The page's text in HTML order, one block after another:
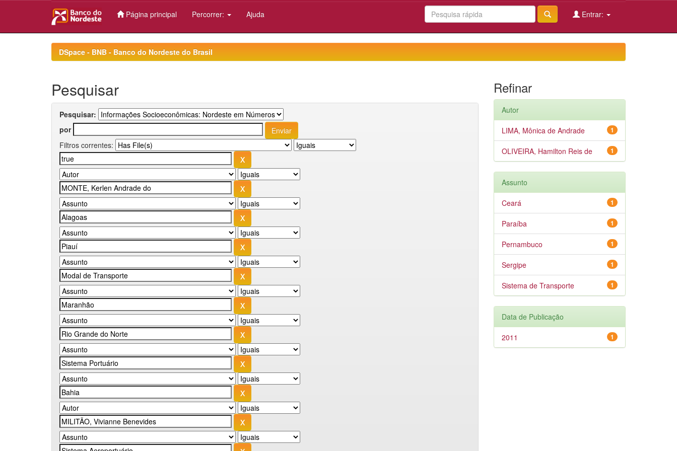
Página principal Percorrer: Ajuda Entrar:
DSpace - BNB - Banco do Nordeste do Brasil
Pesquisar
Pesquisar:
por
Filtros correntes:
Refinar
Autor
1
LIMA, Mônica de Andrade
1
OLIVEIRA, Hamilton Reis de
Assunto
1
Ceará
1
Paraíba
1
Pernambuco
1
Sergipe
1
Sistema de Transporte
Data de Publicação
1
2011